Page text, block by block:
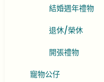
結婚週年禮物
退休/榮休
開張禮物
寵物公仔